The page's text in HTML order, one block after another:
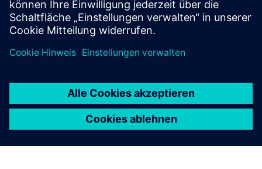
Softwaresuite X